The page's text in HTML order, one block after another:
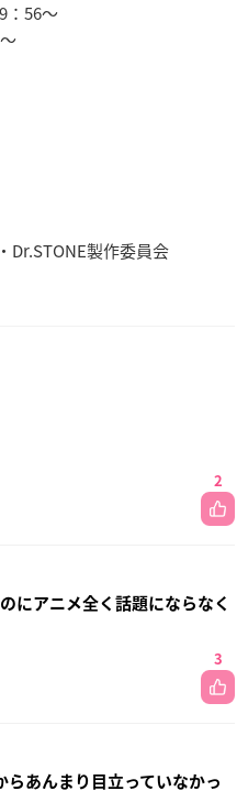
：56〜
製作委員会
2
にアニメ全く話題にならなく
3
らあんまり目立っていなかっ